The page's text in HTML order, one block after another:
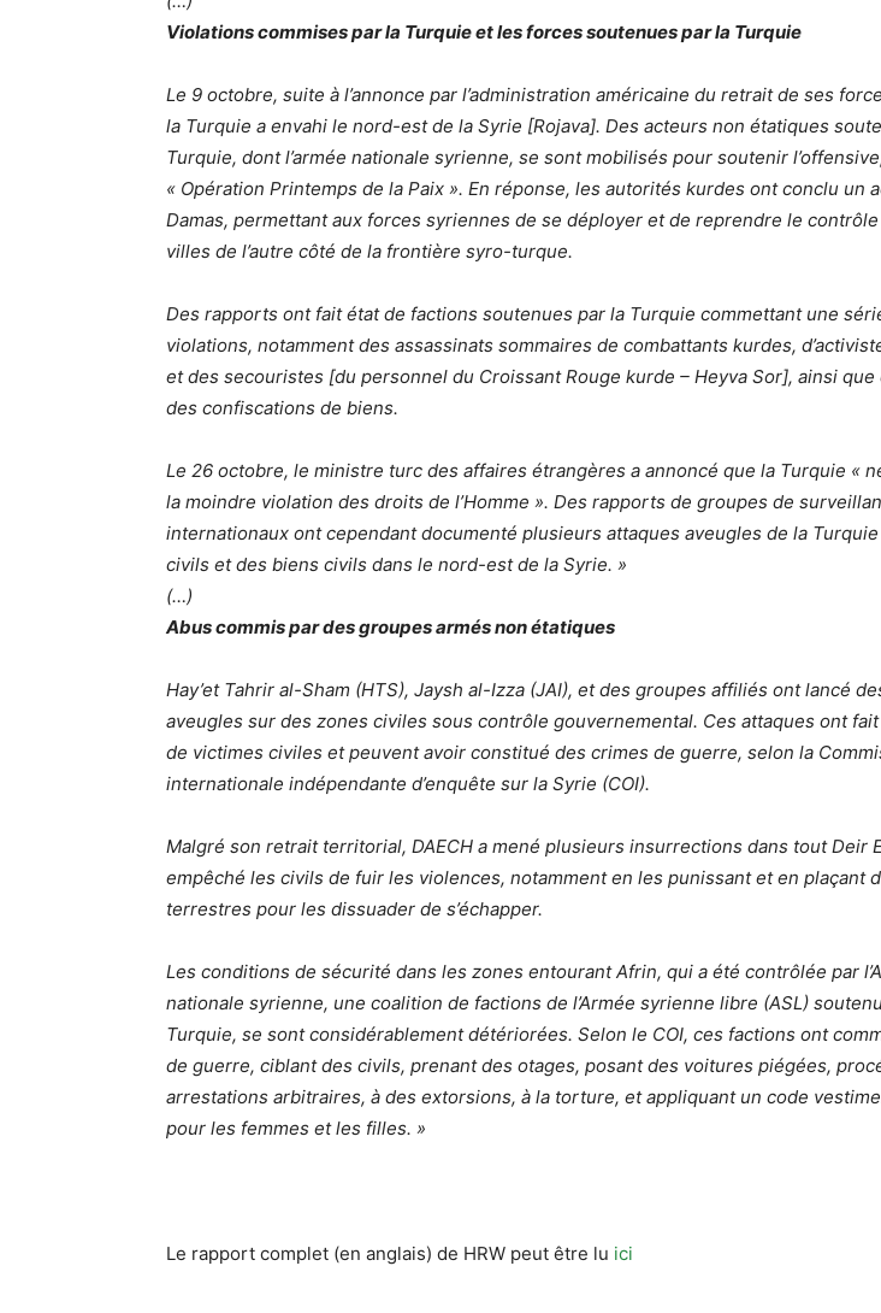
Violations commises par la Turquie et les forces soutenues par la Turquie
Le 9 octobre, suite à l’annonce par l’administration américaine du retrait de ses
la Turquie a envahi le nord-est de la Syrie [Rojava]. Des acteurs non étatiques
Turquie, dont l’armée nationale syrienne, se sont mobilisés pour soutenir
« Opération Printemps de la Paix ». En réponse, les autorités kurdes ont conclu un
Damas, permettant aux forces syriennes de se déployer et de reprendre le
villes de l’autre côté de la frontière syro-turque.
Des rapports ont fait état de factions soutenues par la Turquie commettant une
violations, notamment des assassinats sommaires de combattants kurdes,
et des secouristes [du personnel du Croissant Rouge kurde – Heyva Sor], ainsi
des confiscations de biens.
Le 26 octobre, le ministre turc des affaires étrangères a annoncé que la Turquie «
la moindre violation des droits de l’Homme ». Des rapports de groupes de
internationaux ont cependant documenté plusieurs attaques aveugles de la
civils et des biens civils dans le nord-est de la Syrie. »
(…)
Abus commis par des groupes armés non étatiques
Hay’et Tahrir al-Sham (HTS), Jaysh al-Izza (JAI), et des groupes affiliés ont lancé
aveugles sur des zones civiles sous contrôle gouvernemental. Ces attaques ont
de victimes civiles et peuvent avoir constitué des crimes de guerre, selon la
internationale indépendante d’enquête sur la Syrie (COI).
Malgré son retrait territorial, DAECH a mené plusieurs insurrections dans tout Deir
empêché les civils de fuir les violences, notamment en les punissant et en plaçant
terrestres pour les dissuader de s’échapper.
Les conditions de sécurité dans les zones entourant Afrin, qui a été contrôlée par
nationale syrienne, une coalition de factions de l’Armée syrienne libre (ASL)
Turquie, se sont considérablement détériorées. Selon le COI, ces factions ont
de guerre, ciblant des civils, prenant des otages, posant des voitures piégées,
arrestations arbitraires, à des extorsions, à la torture, et appliquant un code
pour les femmes et les filles. »
Le rapport complet (en anglais) de HRW peut être lu ici